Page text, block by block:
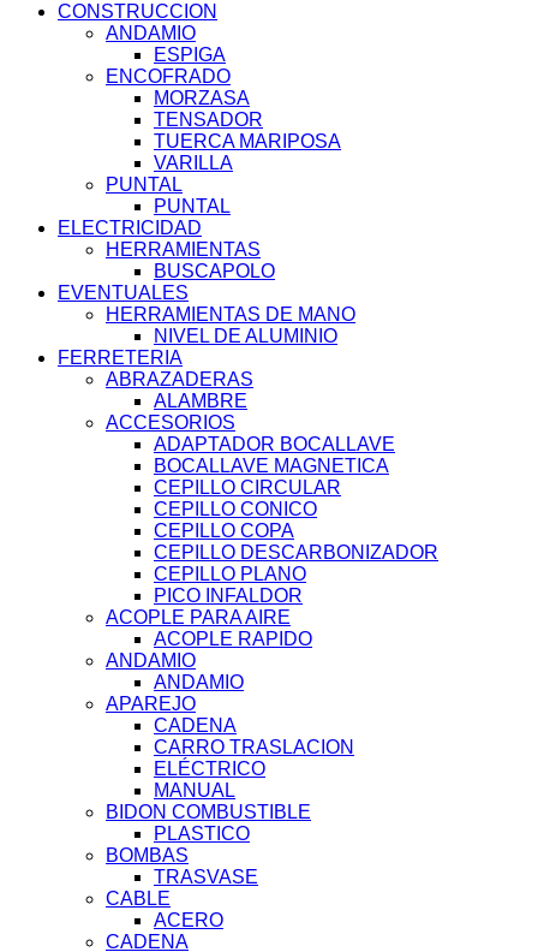
CONSTRUCCION
ANDAMIO
ESPIGA
ENCOFRADO
MORZASA
TENSADOR
TUERCA MARIPOSA
VARILLA
PUNTAL
PUNTAL
ELECTRICIDAD
HERRAMIENTAS
BUSCAPOLO
EVENTUALES
HERRAMIENTAS DE MANO
NIVEL DE ALUMINIO
FERRETERIA
ABRAZADERAS
ALAMBRE
ACCESORIOS
ADAPTADOR BOCALLAVE
BOCALLAVE MAGNETICA
CEPILLO CIRCULAR
CEPILLO CONICO
CEPILLO COPA
CEPILLO DESCARBONIZADOR
CEPILLO PLANO
PICO INFALDOR
ACOPLE PARA AIRE
ACOPLE RAPIDO
ANDAMIO
ANDAMIO
APAREJO
CADENA
CARRO TRASLACION
ELÉCTRICO
MANUAL
BIDON COMBUSTIBLE
PLASTICO
BOMBAS
TRASVASE
CABLE
ACERO
CADENA